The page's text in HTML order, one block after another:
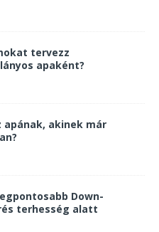
tervezz
apaként?
apának, akinek már
Down-
terhesség alatt